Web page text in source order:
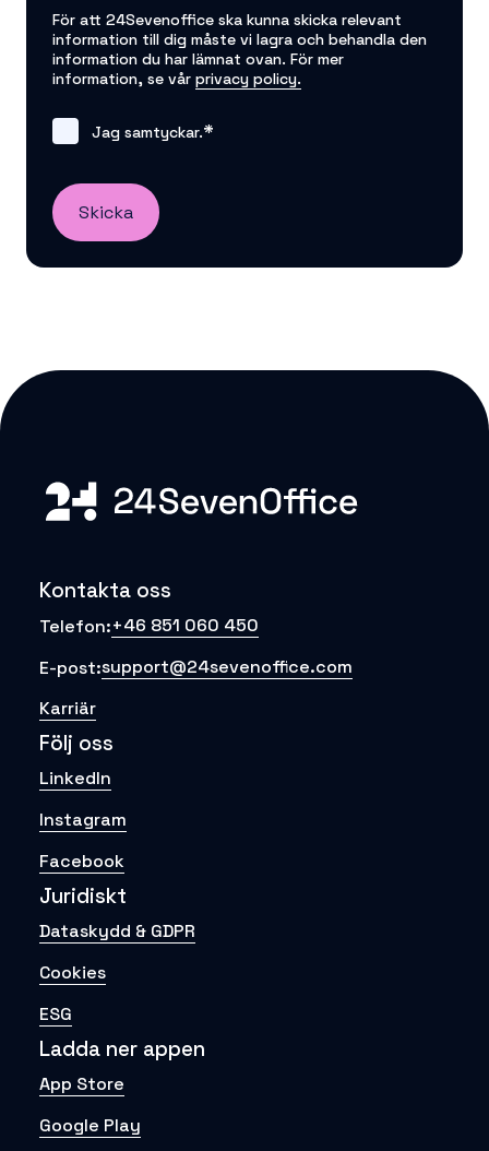
För att 24Sevenoffice ska kunna skicka relevant
information till dig måste vi lagra och behandla den
information du har lämnat ovan. För mer
information, se vår privacy policy.
Jag samtyckar.*
Kontakta oss
Telefon:+46 851 060 450
E-post:support@24sevenoffice.com
Karriär
Följ oss
LinkedIn
Instagram
Facebook
Juridiskt
Dataskydd & GDPR
Cookies
ESG
Ladda ner appen
App Store
Google Play